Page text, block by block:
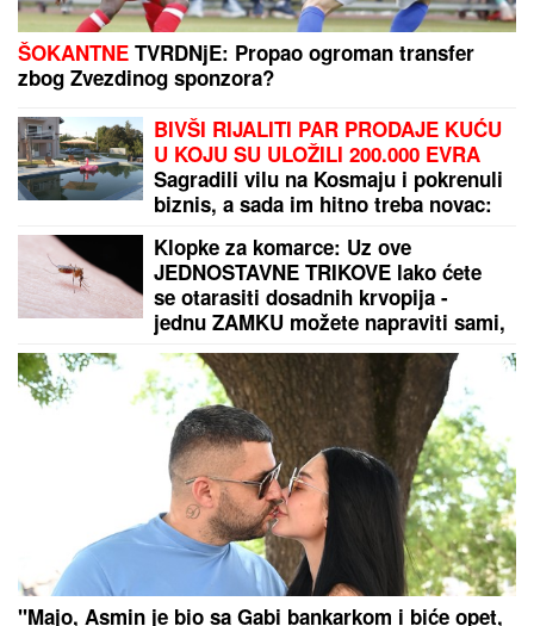
TOPLOVOD KA ŠKOLI:Radovi na grejanju u Grockoj
OGLASIO SE SLOBA RADANOVIĆ NAKON NAPADA
U BUDVI
Otkrio šta se desilo sa taksistom: "Možda
ima neke probleme"